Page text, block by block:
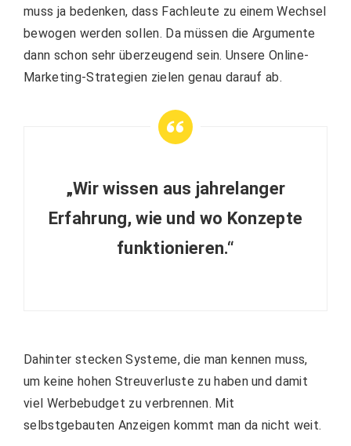
muss ja bedenken, dass Fachleute zu einem Wechsel
bewogen werden sollen. Da müssen die Argumente
dann schon sehr überzeugend sein. Unsere Online-
Marketing-Strategien zielen genau darauf ab.
„Wir wissen aus jahrelanger
Erfahrung, wie und wo Konzepte
funktionieren.“
Dahinter stecken Systeme, die man kennen muss,
um keine hohen Streuverluste zu haben und damit
viel Werbebudget zu verbrennen. Mit
selbstgebauten Anzeigen kommt man da nicht weit.